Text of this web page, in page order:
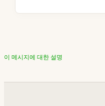
이 메시지에 대한 설명